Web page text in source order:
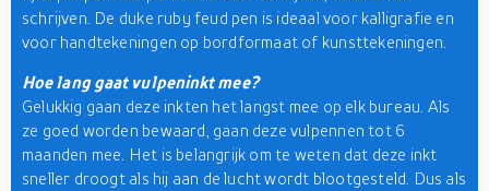
schrijven. De duke ruby feud pen is ideaal voor kalligrafie en
voor handtekeningen op bordformaat of kunsttekeningen.
Hoe lang gaat vulpeninkt mee?
Gelukkig gaan deze inkten het langst mee op elk bureau. Als
ze goed worden bewaard, gaan deze vulpennen tot 6
maanden mee. Het is belangrijk om te weten dat deze inkt
sneller droogt als hij aan de lucht wordt blootgesteld. Dus als